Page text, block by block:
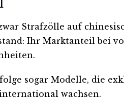
Strafzölle auf
Ihr Marktanteil bei
sogar Modelle, die
wachsen.